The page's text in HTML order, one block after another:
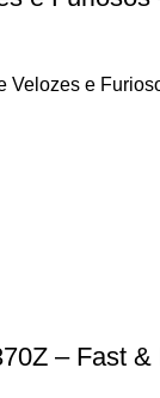
Velozes e
– Fast